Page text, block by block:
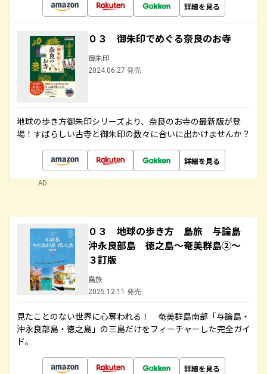
詳細を見る
０３ 御朱印でめぐる奈良のお寺
御朱印
2024.06.27 発売
地球の歩き方御朱印シリーズより、奈良のお寺の最新版が登
場！すばらしい古寺と御朱印の数々に合いに出かけませんか？
詳細を見る
AD
０３ 地球の歩き方 島旅 与論島
沖永良部島 徳之島～奄美群島②～
３訂版
島旅
2025.12.11 発売
見たことのない世界に心奪われる！ 奄美群島南部「与論島・
沖永良部島・徳之島」の三島だけをフィーチャーした完全ガイ
ド。
詳細を見る